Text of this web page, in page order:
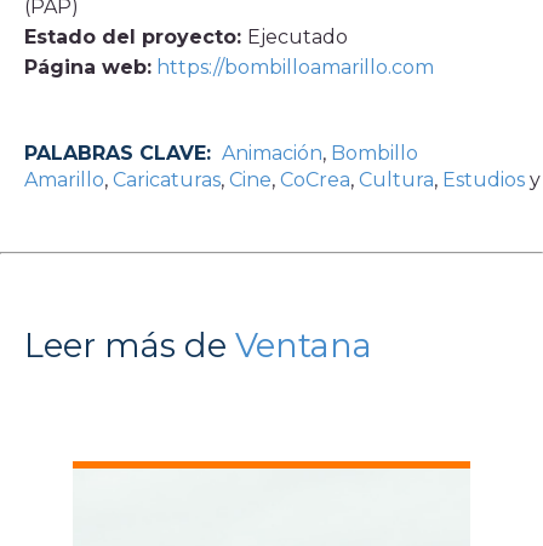
(PAP)
Estado del proyecto: Ejecutado
Página web: https://bombilloamarillo.com
PALABRAS CLAVE: Animación, Bombillo
Amarillo, Caricaturas, Cine, CoCrea, Cultura, Estudios
Leer más de Ventana